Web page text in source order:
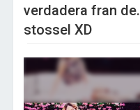
verdadera fran
stossel XD